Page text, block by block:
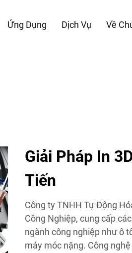
Ứng Dụng Dịch Vụ Về
Giải Pháp In
Tiến
Công ty TNHH Tự Động
Công Nghiệp, cung cấp
ngành công nghiệp như ô
máy móc nặng. Công